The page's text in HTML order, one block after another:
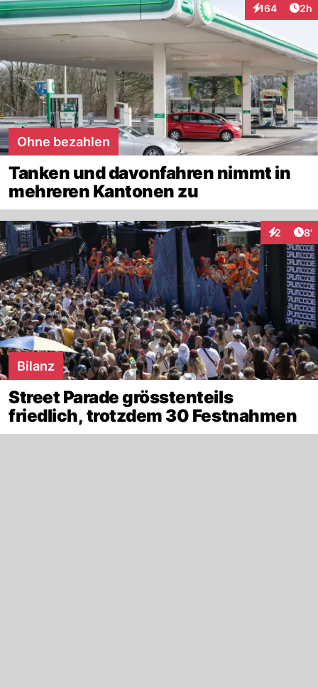
164
Interaktionen
2h
Ohne bezahlen
Tanken und davonfahren nimmt in
mehreren Kantonen zu
2 8'
Bilanz
Street Parade grösstenteils
friedlich, trotzdem 30 Festnahmen